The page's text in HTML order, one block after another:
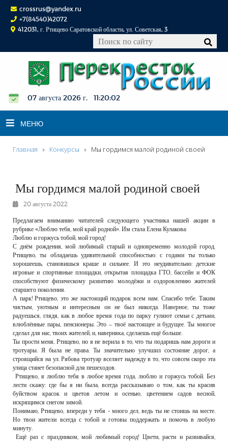
crossrus@yandex.ru
+7(84540)42072
412031, г. Ртищево Саратовской области, ул. Советская, 3
07 августа 2026 г. 11:20:03
МЕНЮ
К СВЕДЕНИЮ
КОНКУРСЫ
ФОТОРЕПОРТАЖИ
РЕКЛАМОДАТЕЛЯМ
ОБЪЯВЛЕНИЯ
КОНТАКТЫ
Главная Конкурсы Мы гордимся малой родиной своей
Мы гордимся малой родиной своей
20 августа 2022
Предлагаем вниманию читателей следующего участника нашей акции в
рубрике «Люблю тебя, мой край родной». Им стала Елена Кулакова:
Люблю и горжусь тобой, мой город!
С днём рождения, мой любимый старый и одновременно молодой город.
Ртищево, ты обладаешь удивительной способностью: с годами ты только
хорошеешь, становишься краше и сильнее. И это неудивительно: детские
игровые и спортивные площадки, открытая площадка ГТО, бассейн и ФОК
способствуют физическому развитию молодёжи и оздоровлению жителей
старшего поколения.
А парк! Ртищево, это же настоящий подарок всем нам. Спасибо тебе. Таким
чистым, уютным и интересным он не был никогда. Наверное, ты тоже
радуешься, глядя, как в любое время года по парку гуляют семьи с детьми,
влюблённые пары, пенсионеры. Это – твоё настоящее и будущее. Ты многое
сделал для нас, твоих жителей, и, наверняка, сделаешь ещё больше.
Ты прости меня, Ртищево, но я не верила в то, что ты подаришь нам дороги и
тротуары. Я была не права. Ты значительно улучшил состояние дорог, а
строящийся на ул. Рябова тротуар вселяет надежду в то, что совсем скоро эта
улица станет безопасной для пешеходов.
Ртищево, я люблю тебя в любое время года, люблю и горжусь тобой. Без
лести скажу: где бы я ни была, всегда рассказываю о том, как ты красив
буйством красок и цветов летом и осенью, цветением садов весной,
искрящимся снегом зимой.
Понимаю, Ртищево, впереди у тебя - много дел, ведь ты не стоишь на месте.
Но твои жители всегда с тобой и готовы поддержать и помочь в любую
минуту.
Ещё раз с праздником, мой любимый город! Цвети, расти и развивайся,